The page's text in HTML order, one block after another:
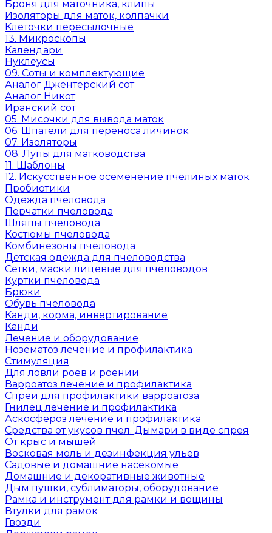
Броня для маточника, клипы
Изоляторы для маток, колпачки
Клеточки пересылочные
13. Микроскопы
Календари
Нуклеусы
09. Соты и комплектующие
Аналог Джентерский сот
Аналог Никот
Иранский сот
05. Мисочки для вывода маток
06. Шпатели для переноса личинок
07. Изоляторы
08. Лупы для матководства
11. Шаблоны
12. Искусственное осеменение пчелиных маток
Пробиотики
Одежда пчеловода
Перчатки пчеловода
Шляпы пчеловода
Костюмы пчеловода
Комбинезоны пчеловода
Детская одежда для пчеловодства
Сетки, маски лицевые для пчеловодов
Куртки пчеловода
Брюки
Обувь пчеловода
Канди, корма, инвертирование
Канди
Лечение и оборудование
Нозематоз лечение и профилактика
Стимуляция
Для ловли роёв и роении
Варроатоз лечение и профилактика
Спреи для профилактики варроатоза
Гнилец лечение и профилактика
Аскосфероз лечение и профилактика
Средства от укусов пчел. Дымари в виде спрея
От крыс и мышей
Восковая моль и дезинфекция ульев
Садовые и домашние насекомые
Домашние и декоративные животные
Дым пушки, сублиматоры, оборудование
Рамка и инструмент для рамки и вощины
Втулки для рамок
Гвозди